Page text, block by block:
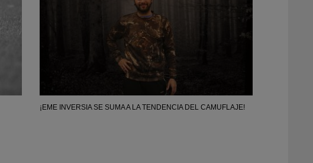
¡EME INVERSIA SE SUMA A LA TENDENCIA DEL CAMUFLAJE!